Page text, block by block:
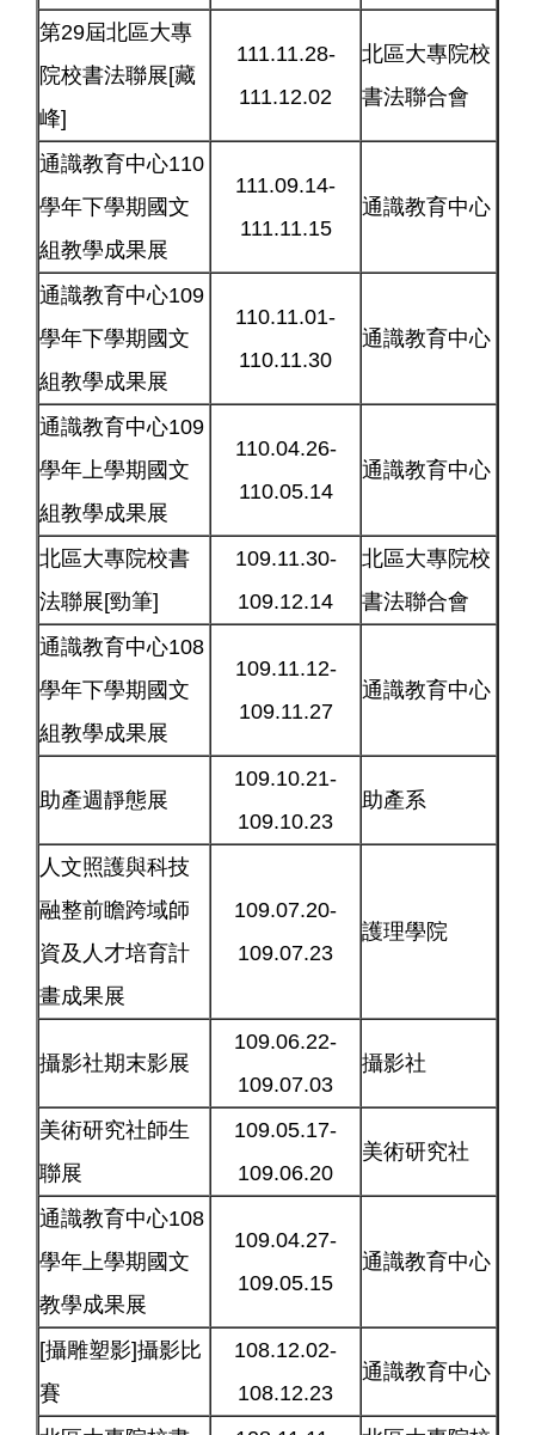
第29屆北區大專
院校書法聯展[藏
峰]
111.11.28-
111.12.02
北區大專院校
書法聯合會
通識教育中心110
學年下學期國文
組教學成果展
111.09.14-
111.11.15
通識教育中心
通識教育中心109
學年下學期國文
組教學成果展
110.11.01-
110.11.30
通識教育中心
通識教育中心109
學年上學期國文
組教學成果展
110.04.26-
110.05.14
通識教育中心
北區大專院校書
法聯展[勁筆]
109.11.30-
109.12.14
北區大專院校
書法聯合會
通識教育中心108
學年下學期國文
組教學成果展
109.11.12-
109.11.27
通識教育中心
助產週靜態展
109.10.21-
109.10.23
助產系
人文照護與科技
融整前瞻跨域師
資及人才培育計
畫成果展
109.07.20-
109.07.23
護理學院
攝影社期末影展
109.06.22-
109.07.03
攝影社
美術研究社師生
聯展
109.05.17-
109.06.20
美術研究社
通識教育中心108
學年上學期國文
教學成果展
109.04.27-
109.05.15
通識教育中心
[攝雕塑影]攝影比
賽
108.12.02-
108.12.23
通識教育中心